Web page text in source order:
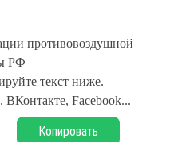
противовоздушной
РФ
текст ниже.
ВКонтакте, Facebook...
Копировать